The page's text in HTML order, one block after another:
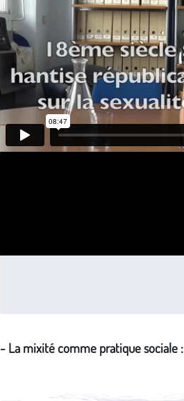
- La mixité comme pratique sociale :